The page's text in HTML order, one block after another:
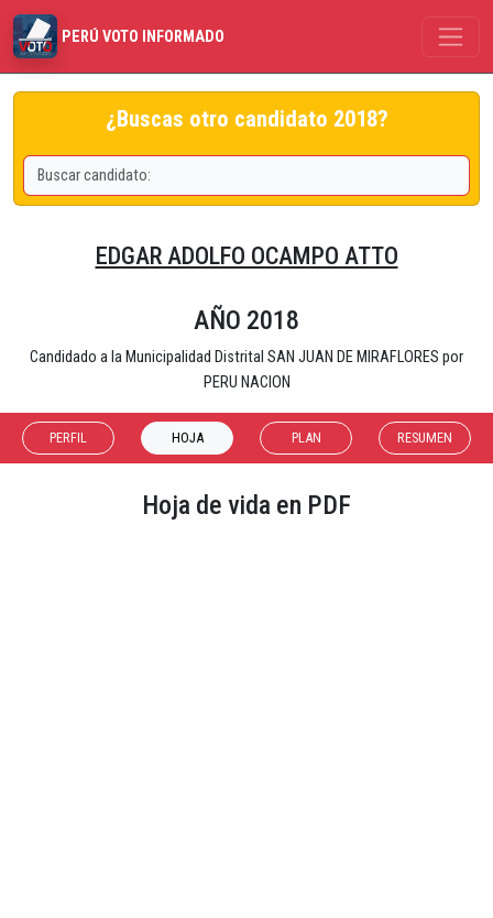
PERÚ VOTO INFORMADO
¿Buscas otro candidato 2018?
EDGAR ADOLFO OCAMPO ATTO
AÑO 2018
Candidado a la Municipalidad Distrital SAN JUAN DE MIRAFLORES por
PERU NACION
PERFIL HOJA PLAN RESUMEN
Hoja de vida en PDF